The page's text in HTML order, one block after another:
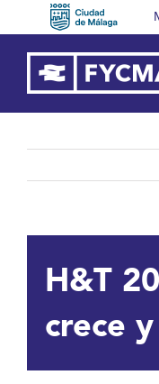
al
contenido
H&T
crece